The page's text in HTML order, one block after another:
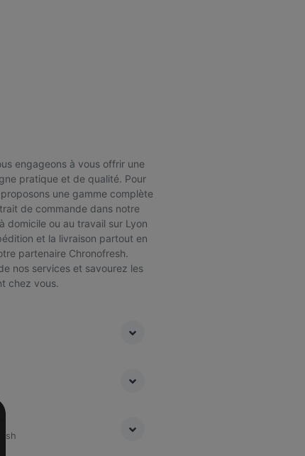
engageons à vous offrir une
pratique et de qualité. Pour
une gamme complète
de commande dans notre
domicile ou au travail sur Lyon
et la livraison partout en
partenaire Chronofresh.
nos services et savourez les
chez vous.